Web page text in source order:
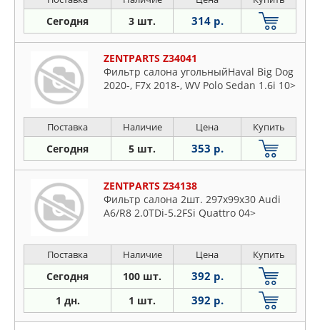
Сегодня 3 шт. 314 р.
ZENTPARTS Z34041
Фильтр салона угольныйHaval Big Dog
2020-, F7x 2018-, WV Polo Sedan 1.6i 10>
Поставка Наличие Цена Купить
Сегодня 5 шт. 353 р.
ZENTPARTS Z34138
Фильтр салона 2шт. 297x99x30 Audi
A6/R8 2.0TDi-5.2FSi Quattro 04>
Поставка Наличие Цена Купить
Сегодня 100 шт. 392 р.
1 дн. 1 шт. 392 р.